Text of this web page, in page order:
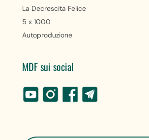
La Decrescita Felice
5 x 1000
Autoproduzione
MDF sui social